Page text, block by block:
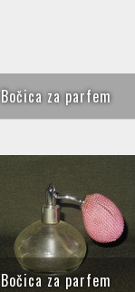
Bočica za parfem
Bočica za parfem